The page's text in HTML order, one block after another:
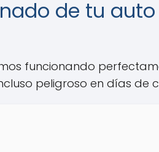
de tu
funcionando
peligroso en días de